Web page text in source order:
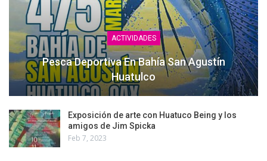
ACTIVIDADES
Pesca Deportiva En Bahía San Agustín
Huatulco
Exposición de arte con Huatuco Being y los
amigos de Jim Spicka
Feb 7, 2023